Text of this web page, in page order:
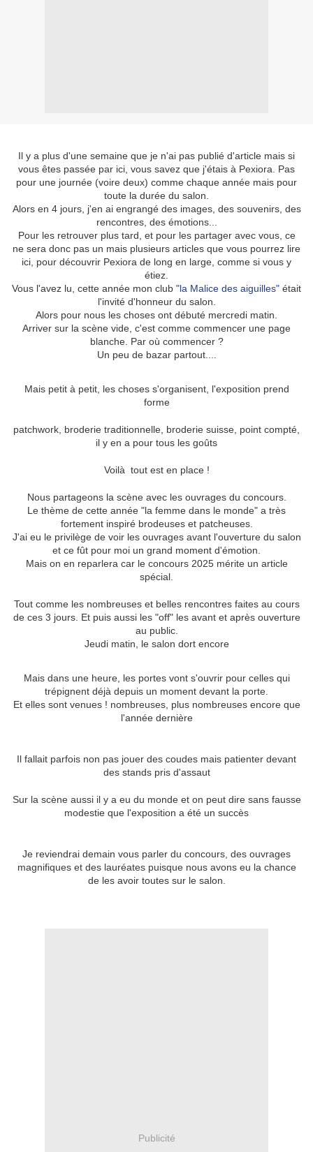
Il y a plus d'une semaine que je n'ai pas publié d'article mais si
vous êtes passée par ici, vous savez que j'étais à Pexiora. Pas
pour une journée (voire deux) comme chaque année mais pour
toute la durée du salon.
Alors en 4 jours, j'en ai engrangé des images, des souvenirs, des
rencontres, des émotions...
Pour les retrouver plus tard, et pour les partager avec vous, ce
ne sera donc pas un mais plusieurs articles que vous pourrez lire
ici, pour découvrir Pexiora de long en large, comme si vous y
étiez.
Vous l'avez lu, cette année mon club "la Malice des aiguilles" était
l'invité d'honneur du salon.
Alors pour nous les choses ont débuté mercredi matin.
Arriver sur la scène vide, c'est comme commencer une page
blanche. Par où commencer ?
Un peu de bazar partout....
Mais petit à petit, les choses s'organisent, l'exposition prend
forme
patchwork, broderie traditionnelle, broderie suisse, point compté,
il y en a pour tous les goûts
Voilà tout est en place !
Nous partageons la scène avec les ouvrages du concours.
Le thème de cette année "la femme dans le monde" a très
fortement inspiré brodeuses et patcheuses.
J'ai eu le privilège de voir les ouvrages avant l'ouverture du salon
et ce fût pour moi un grand moment d'émotion.
Mais on en reparlera car le concours 2025 mérite un article
spécial.
Tout comme les nombreuses et belles rencontres faites au cours
de ces 3 jours. Et puis aussi les "off" les avant et après ouverture
au public.
Jeudi matin, le salon dort encore
Mais dans une heure, les portes vont s'ouvrir pour celles qui
trépignent déjà depuis un moment devant la porte.
Et elles sont venues ! nombreuses, plus nombreuses encore que
l'année dernière
Il fallait parfois non pas jouer des coudes mais patienter devant
des stands pris d'assaut
Sur la scène aussi il y a eu du monde et on peut dire sans fausse
modestie que l'exposition a été un succès
Je reviendrai demain vous parler du concours, des ouvrages
magnifiques et des lauréates puisque nous avons eu la chance
de les avoir toutes sur le salon.
Publicité